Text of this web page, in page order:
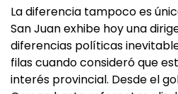
La diferencia tampoco es
San Juan exhibe hoy una
diferencias políticas
filas cuando consideró que
interés provincial. Desde el